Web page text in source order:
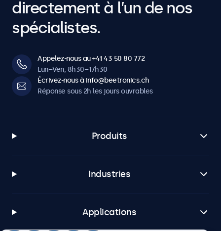
directement à l’un de nos
spécialistes.
Appelez-nous au +41 43 50 80 772
Lun–Ven, 8h30–17h30
Écrivez-nous à info@beetronics.ch
Réponse sous 2h les jours ouvrables
Produits
Industries
Applications